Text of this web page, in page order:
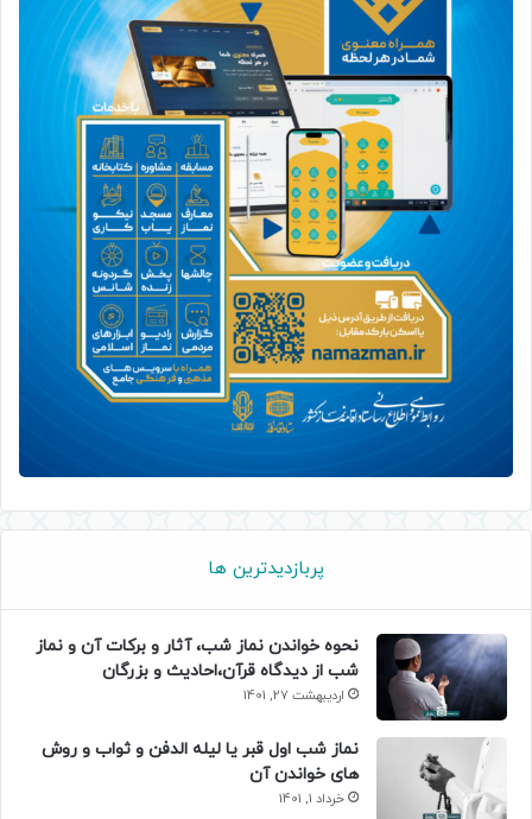
پربازدیدترین ها
نحوه خواندن نماز شب، آثار و برکات آن و نماز
شب از دیدگاه قرآن،احادیث و بزرگان
اردیبهشت 27, 1401
نماز شب اول قبر یا لیله الدفن و ثواب و روش
های خواندن آن
خرداد 1, 1401